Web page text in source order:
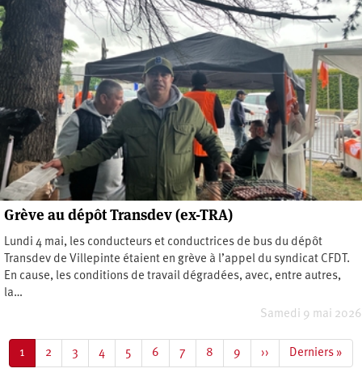
Grève au dépôt Transdev (ex-TRA)
Lundi 4 mai, les conducteurs et conductrices de bus du dépôt
Transdev de Villepinte étaient en grève à l’appel du syndicat CFDT.
En cause, les conditions de travail dégradées, avec, entre autres,
la…
Samedi 9 mai 2026
Page
courante
1 Page
2 Page
3 Page
4 Page
5 Page
6 Page
7 Page
8 Page
9
Page
suivante
››
Dernière
page
Derniers »